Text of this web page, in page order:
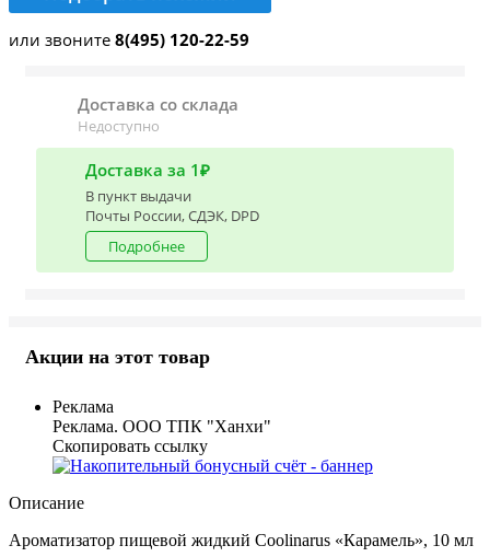
или звоните 8(495) 120-22-59
Доставка со склада
Недоступно
Доставка за 1₽
В пункт выдачи
Почты России, СДЭК, DPD
Подробнее
Акции на этот товар
Реклама
Реклама. ООО ТПК "Ханхи"
Скопировать ссылку
Описание
Ароматизатор пищевой жидкий Coolinarus «Карамель», 10 мл